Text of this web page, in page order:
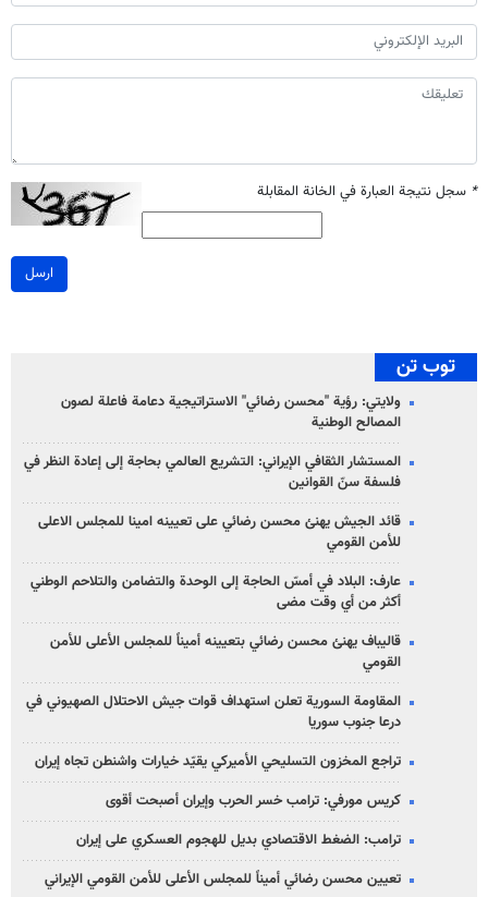
* سجل نتيجة العبارة في الخانة المقابلة
ارسل
توب تن
ولايتي: رؤية "محسن رضائي" الاستراتيجية دعامة فاعلة لصون
المصالح الوطنية
المستشار الثقافي الإيراني: التشريع العالمي بحاجة إلى إعادة النظر في
فلسفة سنّ القوانين
قائد الجيش يهنئ محسن رضائي على تعيينه امينا للمجلس الاعلى
للأمن القومي
عارف: البلاد في أمسّ الحاجة إلى الوحدة والتضامن والتلاحم الوطني
أكثر من أي وقت مضى
قاليباف يهنئ محسن رضائي بتعيينه أميناً للمجلس الأعلى للأمن
القومي
المقاومة السورية تعلن استهداف قوات جيش الاحتلال الصهيوني في
درعا جنوب سوريا
تراجع المخزون التسليحي الأميركي يقيّد خيارات واشنطن تجاه إيران
كريس مورفي: ترامب خسر الحرب وإيران أصبحت أقوى
ترامب: الضغط الاقتصادي بديل للهجوم العسكري على إيران
تعيين محسن رضائي أميناً للمجلس الأعلى للأمن القومي الإيراني